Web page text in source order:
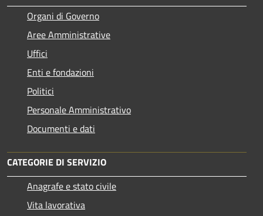
Organi di Governo
Aree Amministrative
Uffici
Enti e fondazioni
Politici
Personale Amministrativo
Documenti e dati
CATEGORIE DI SERVIZIO
Anagrafe e stato civile
Vita lavorativa